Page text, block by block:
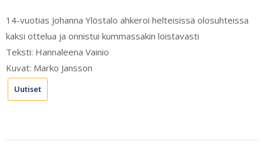
14-vuotias Johanna Ylöstalo ahkeroi helteisissä olosuhteissa
kaksi ottelua ja onnistui kummassakin loistavasti
Teksti: Hannaleena Vainio
Kuvat: Marko Jansson
Uutiset